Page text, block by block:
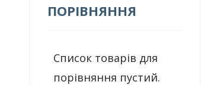
ПОРІВНЯННЯ
Список товарів для
порівняння пустий.